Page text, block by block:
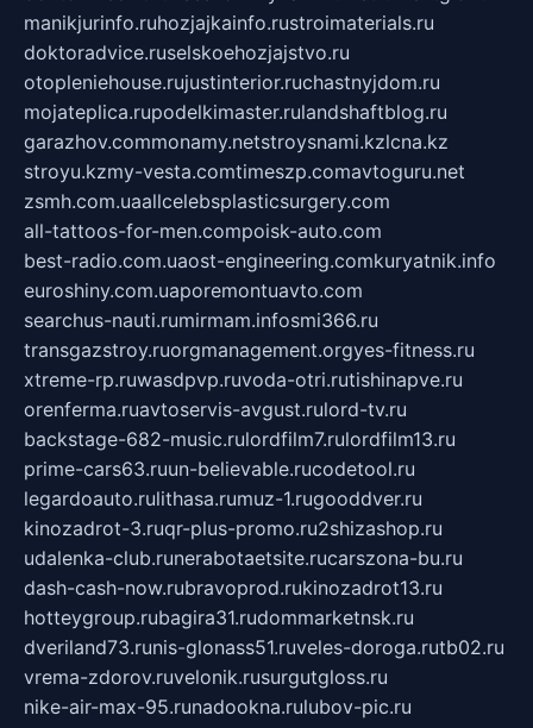
manikjurinfo.ruhozjajkainfo.rustroimaterials.ru
doktoradvice.ruselskoehozjajstvo.ru
otopleniehouse.rujustinterior.ruchastnyjdom.ru
mojateplica.rupodelkimaster.rulandshaftblog.ru
garazhov.commonamy.netstroysnami.kzlcna.kz
stroyu.kzmy-vesta.comtimeszp.comavtoguru.net
zsmh.com.uaallcelebsplasticsurgery.com
all-tattoos-for-men.compoisk-auto.com
best-radio.com.uaost-engineering.comkuryatnik.info
euroshiny.com.uaporemontuavto.com
searchus-nauti.rumirmam.infosmi366.ru
transgazstroy.ruorgmanagement.orgyes-fitness.ru
xtreme-rp.ruwasdpvp.ruvoda-otri.rutishinapve.ru
orenferma.ruavtoservis-avgust.rulord-tv.ru
backstage-682-music.rulordfilm7.rulordfilm13.ru
prime-cars63.ruun-believable.rucodetool.ru
legardoauto.rulithasa.rumuz-1.rugooddver.ru
kinozadrot-3.ruqr-plus-promo.ru2shizashop.ru
udalenka-club.runerabotaetsite.rucarszona-bu.ru
dash-cash-now.rubravoprod.rukinozadrot13.ru
hotteygroup.rubagira31.rudommarketnsk.ru
dveriland73.runis-glonass51.ruveles-doroga.rutb02.ru
vrema-zdorov.ruvelonik.rusurgutgloss.ru
nike-air-max-95.runadookna.rulubov-pic.ru